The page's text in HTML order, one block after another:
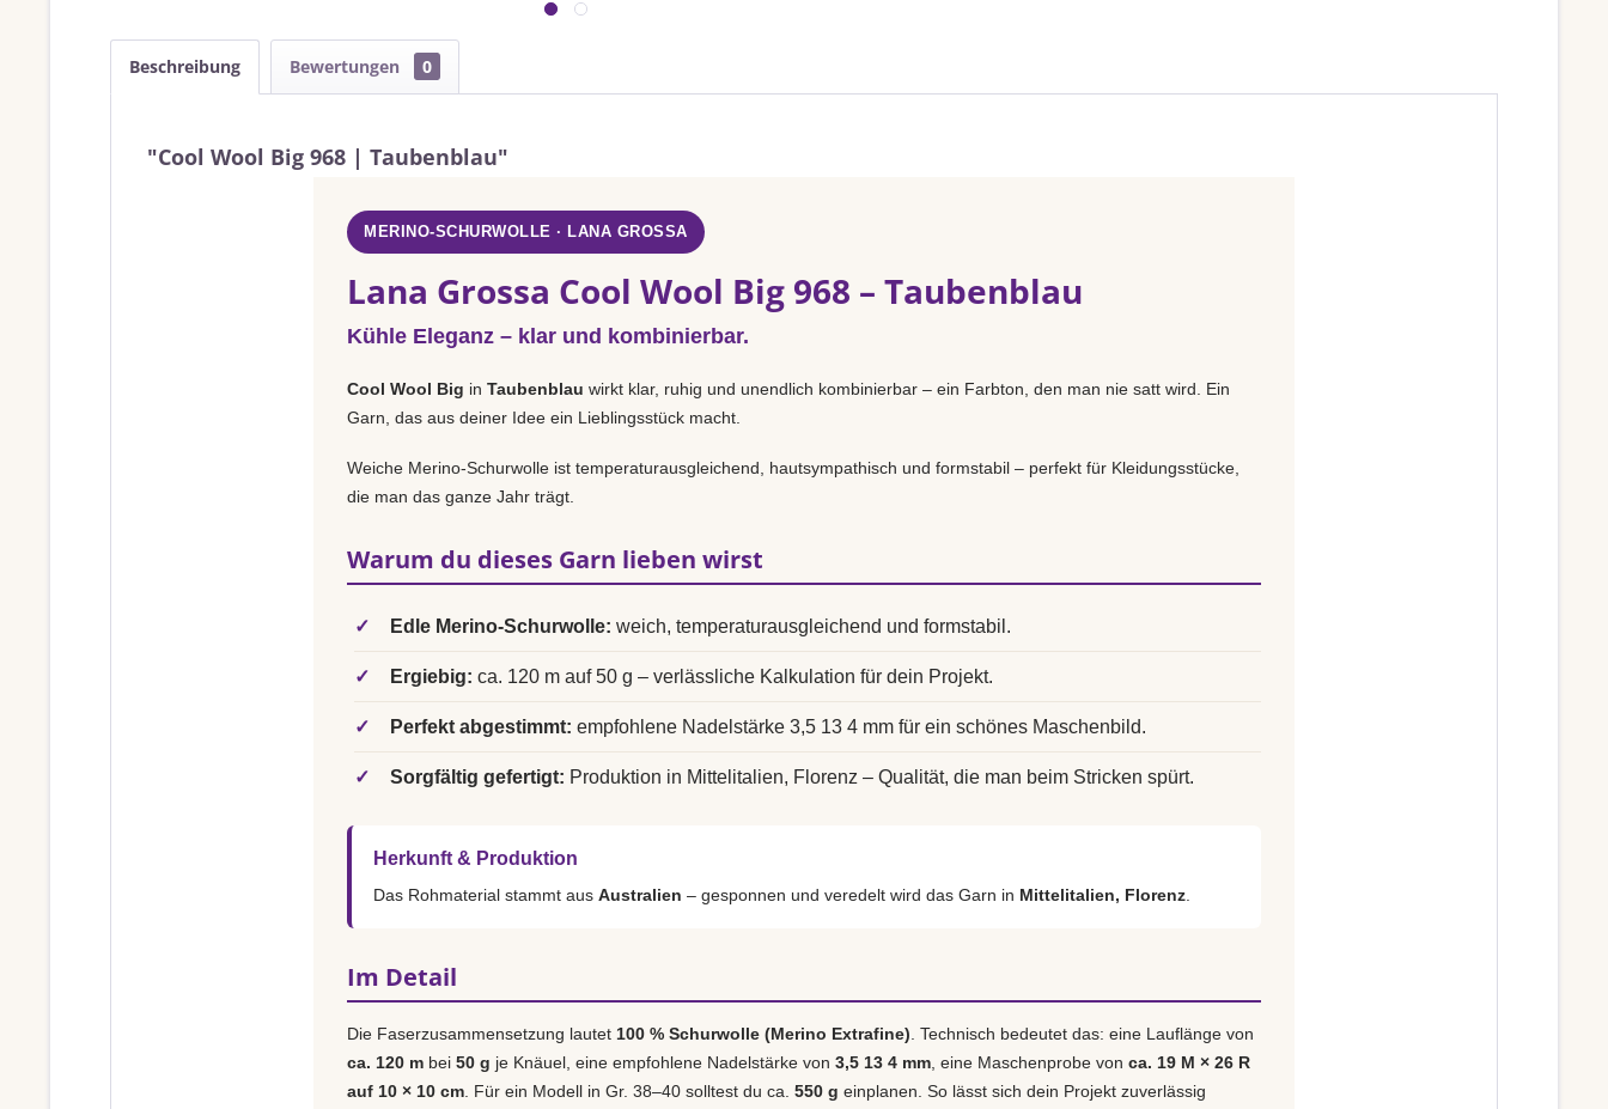
Beschreibung Bewertungen 0
"Cool Wool Big 968 | Taubenblau"
MERINO-SCHURWOLLE · LANA GROSSA
Lana Grossa Cool Wool Big 968 – Taubenblau
Kühle Eleganz – klar und kombinierbar.
Cool Wool Big in Taubenblau wirkt klar, ruhig und unendlich kombinierbar – ein Farbton, den man nie satt wird. Ein
Garn, das aus deiner Idee ein Lieblingsstück macht.
Weiche Merino-Schurwolle ist temperaturausgleichend, hautsympathisch und formstabil – perfekt für Kleidungsstücke,
die man das ganze Jahr trägt.
Warum du dieses Garn lieben wirst
✓ Edle Merino-Schurwolle: weich, temperaturausgleichend und formstabil.
✓ Ergiebig: ca. 120 m auf 50 g – verlässliche Kalkulation für dein Projekt.
✓ Perfekt abgestimmt: empfohlene Nadelstärke 3,5 13 4 mm für ein schönes Maschenbild.
✓ Sorgfältig gefertigt: Produktion in Mittelitalien, Florenz – Qualität, die man beim Stricken spürt.
Herkunft & Produktion
Das Rohmaterial stammt aus Australien – gesponnen und veredelt wird das Garn in Mittelitalien, Florenz
Im Detail
Die Faserzusammensetzung lautet 100 % Schurwolle (Merino Extrafine) . Technisch bedeutet das: eine Lauflänge von
ca. 120 m bei 50 g je Knäuel, eine empfohlene Nadelstärke von 3,5 13 4 mm , eine Maschenprobe von ca. 19 M × 26 R
auf 10 × 10 cm . Für ein Modell in Gr. 38–40 solltest du ca. 550 g einplanen. So lässt sich dein Projekt zuverlässig